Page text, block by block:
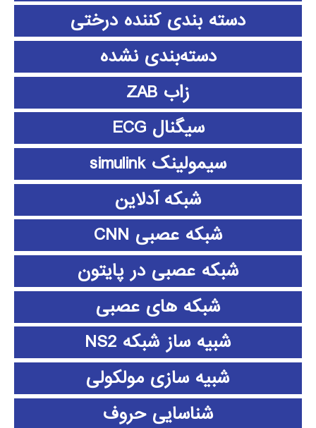
دسته بندی کننده درختی
دسته‌بندی نشده
زاب ZAB
سیگنال ECG
سیمولینک simulink
شبکه آدلاین
شبکه عصبی CNN
شبکه عصبی در پایتون
شبکه های عصبی
شبیه ساز شبکه NS2
شبیه سازی مولکولی
شناسایی حروف